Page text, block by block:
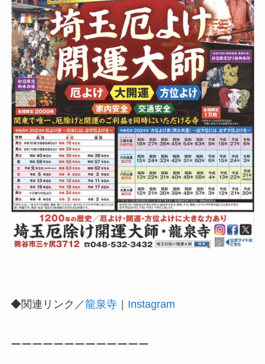
◆関連リンク／龍泉寺｜ Instagram
ーーーーーーーーーーーーー